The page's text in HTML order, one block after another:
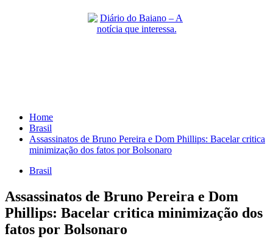
Home
Brasil
Assassinatos de Bruno Pereira e Dom Phillips: Bacelar critica
minimização dos fatos por Bolsonaro
Brasil
Assassinatos de Bruno Pereira e Dom
Phillips: Bacelar critica minimização dos
fatos por Bolsonaro